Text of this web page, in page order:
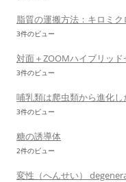
脂質の運搬方法：キロミ
3件のビュー
対面＋ZOOMハイブリッ
3件のビュー
哺乳類は爬虫類から進化
3件のビュー
糖の誘導体
2件のビュー
変性（へんせい）